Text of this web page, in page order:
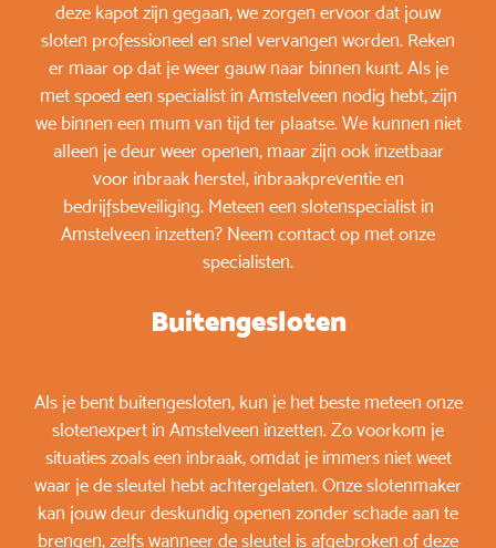
deze kapot zijn gegaan, we zorgen ervoor dat jouw
sloten professioneel en snel vervangen worden. Reken
er maar op dat je weer gauw naar binnen kunt. Als je
met spoed een specialist in Amstelveen nodig hebt, zijn
we binnen een mum van tijd ter plaatse. We kunnen niet
alleen je deur weer openen, maar zijn ook inzetbaar
voor inbraak herstel, inbraakpreventie en
bedrijfsbeveiliging. Meteen een slotenspecialist in
Amstelveen inzetten? Neem contact op met onze
specialisten.
Buitengesloten
Als je bent buitengesloten, kun je het beste meteen onze
slotenexpert in Amstelveen inzetten. Zo voorkom je
situaties zoals een inbraak, omdat je immers niet weet
waar je de sleutel hebt achtergelaten. Onze slotenmaker
kan jouw deur deskundig openen zonder schade aan te
brengen, zelfs wanneer de sleutel is afgebroken of deze